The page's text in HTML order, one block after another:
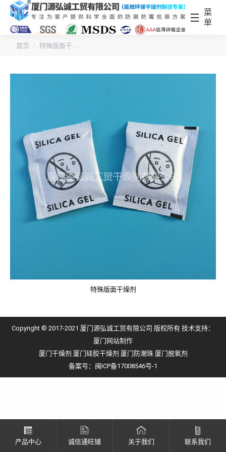
菜
单
您的位置：
首页 特殊版面干…
特殊版面干燥剂
Copyright © 2017-2021 厦门源弘诚工贸有限公司 版权所有 技术支持：
厦门网站制作
厦门干燥剂 厦门硅胶干燥剂 厦门防潮珠 厦门脱氧剂
备案号： 闽ICP备17008546号-1
产品中心 诚信通旺铺 关于我们 联系我们